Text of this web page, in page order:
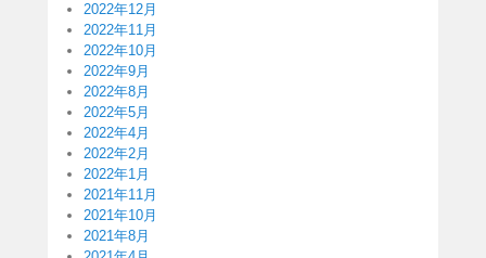
2022年12月
2022年11月
2022年10月
2022年9月
2022年8月
2022年5月
2022年4月
2022年2月
2022年1月
2021年11月
2021年10月
2021年8月